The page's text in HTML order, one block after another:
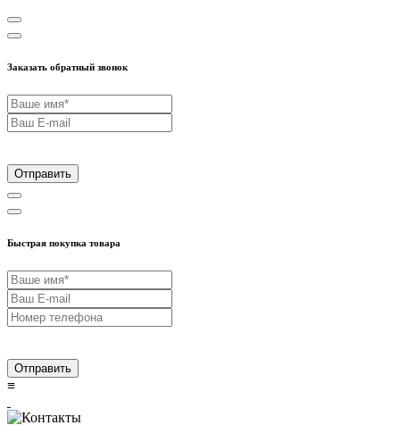
Заказать обратный звонок
Отправить
Быстрая покупка товара
Отправить
≡